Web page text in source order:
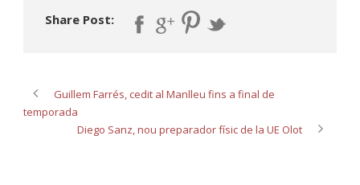
Share Post:
Guillem Farrés, cedit al Manlleu fins a final de
temporada
Diego Sanz, nou preparador físic de la UE Olot